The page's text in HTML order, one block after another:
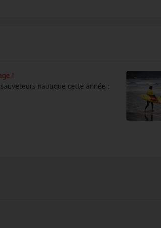
!
nautique cette année :